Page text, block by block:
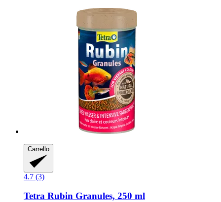
Carrello
4.7 (3)
Tetra Rubin Granules, 250 ml